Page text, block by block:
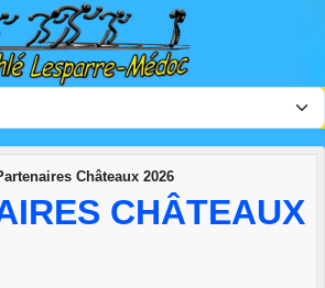
Châteaux 2026
CHÂTEAUX
cookies